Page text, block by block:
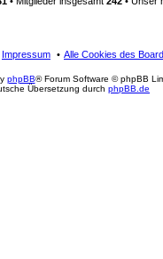
Alle Cookies des
Impressum
phpBB® Forum Software © phpBB
Übersetzung durch phpBB.de